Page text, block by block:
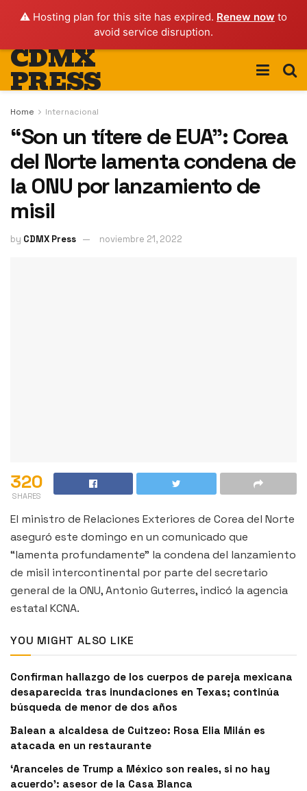
⚠️ Hosting plan for this site has expired. Renew now to
avoid service disruption.
CDMX
PRESS
Home Internacional
“Son un títere de EUA”: Corea
del Norte lamenta condena de
la ONU por lanzamiento de
misil
by CDMX Press noviembre 21, 2022
320
SHARES
El ministro de Relaciones Exteriores de Corea del Norte
aseguró este domingo en un comunicado que
“lamenta profundamente” la condena del lanzamiento
de misil intercontinental por parte del secretario
general de la ONU, Antonio Guterres, indicó la agencia
estatal KCNA.
YOU MIGHT ALSO LIKE
Confirman hallazgo de los cuerpos de pareja mexicana
desaparecida tras inundaciones en Texas; continúa
búsqueda de menor de dos años
Balean a alcaldesa de Cuitzeo: Rosa Elia Milán es
atacada en un restaurante
‘Aranceles de Trump a México son reales, si no hay
acuerdo’: asesor de la Casa Blanca